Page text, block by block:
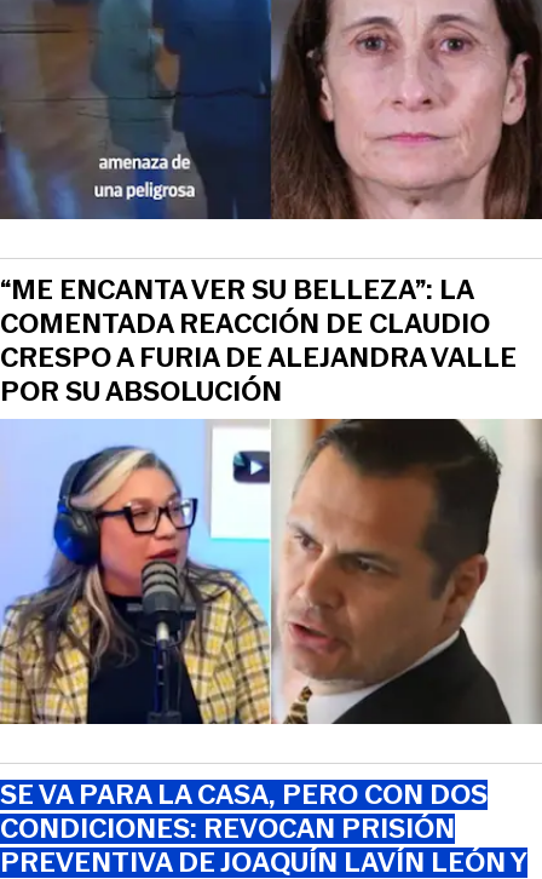
View this post on Instagram
“ME ENCANTA VER SU BELLEZA”: LA
COMENTADA REACCIÓN DE CLAUDIO
CRESPO A FURIA DE ALEJANDRA VALLE
POR SU ABSOLUCIÓN
SE VA PARA LA CASA, PERO CON DOS
CONDICIONES: REVOCAN PRISIÓN
PREVENTIVA DE JOAQUÍN LAVÍN LEÓN Y